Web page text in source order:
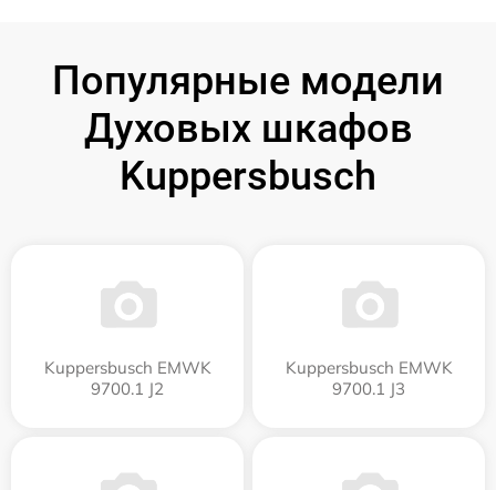
Популярные модели
Духовых шкафов
Kuppersbusch
Kuppersbusch EMWK
9700.1 J2
Kuppersbusch EMWK
9700.1 J3